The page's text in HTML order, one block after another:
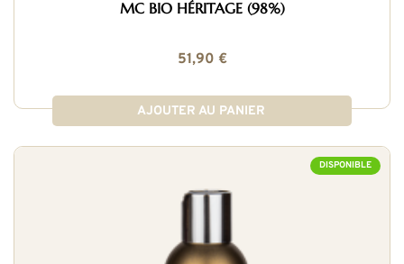
MC BIO HÉRITAGE (98%)
51,90 €
AJOUTER AU PANIER
DISPONIBLE